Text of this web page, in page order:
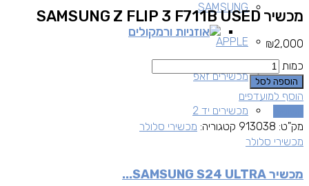
אוזניות ורמקולים
SAMSUNG
APPLE
מכשירים זאפ
מכשירים יד 2
מכשיר SAMSUNG Z FLIP 3 F711B USED
₪2,000
כמות
הוספה לסל
הוסף למועדפים
מק"ט: 913038 קטגוריה: מכשירי סלולר
מכשירי סלולר
מכשיר SAMSUNG S24 ULTRA...